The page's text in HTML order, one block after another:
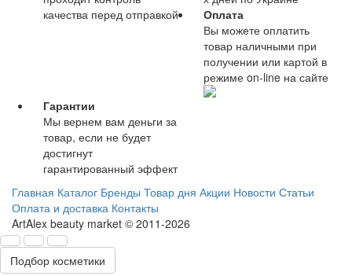
качества перед отправкой
Оплата
Вы можете оплатить
товар наличными при
получении или картой в
режиме on-line на сайте
Гарантии
Мы вернем вам деньги за
товар, если не будет
достигнут
гарантированный эффект
Главная Каталог Бренды Товар дня Акции Новости Статьи
Оплата и доставка Контакты
ArtAlex beauty market © 2011-2026
Подбор косметики